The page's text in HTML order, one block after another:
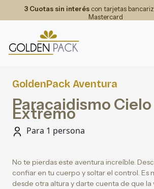
3 Cuotas sin interéscon tarjetas
Mastercard
GoldenPack Aventura
Paracaidismo Cielo
Extremo
Para 1 persona
No te pierdas este aventura increíble.
confiar en tu cuerpo y soltar el control. Es
desde otra altura y darte cuenta de que la